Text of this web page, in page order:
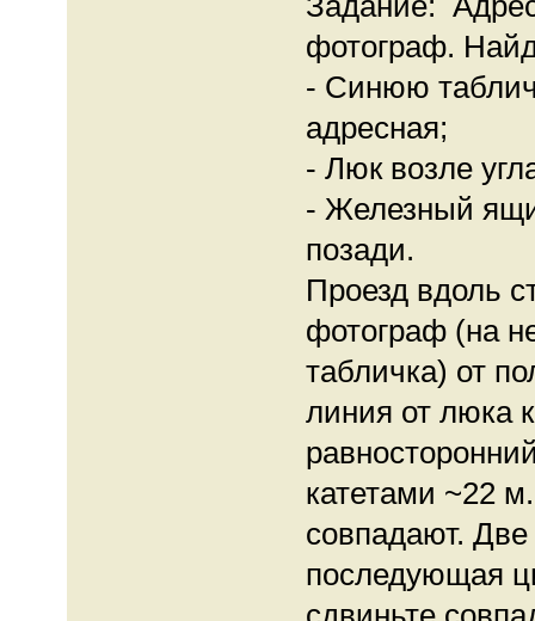
фотограф.
- Синюю
адресная;
- Люк возле
- Железный
позади.
Проезд вдоль
фотограф (на
табличка) от
линия от люка
катетами ~22
совпадают.
последующая